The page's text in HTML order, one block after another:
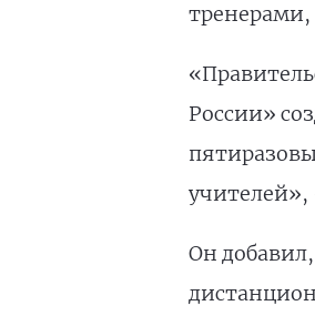
тренерами,
России»
учителей»,
Он